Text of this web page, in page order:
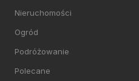
Nieruchomości
Ogród
Podróżowanie
Polecane